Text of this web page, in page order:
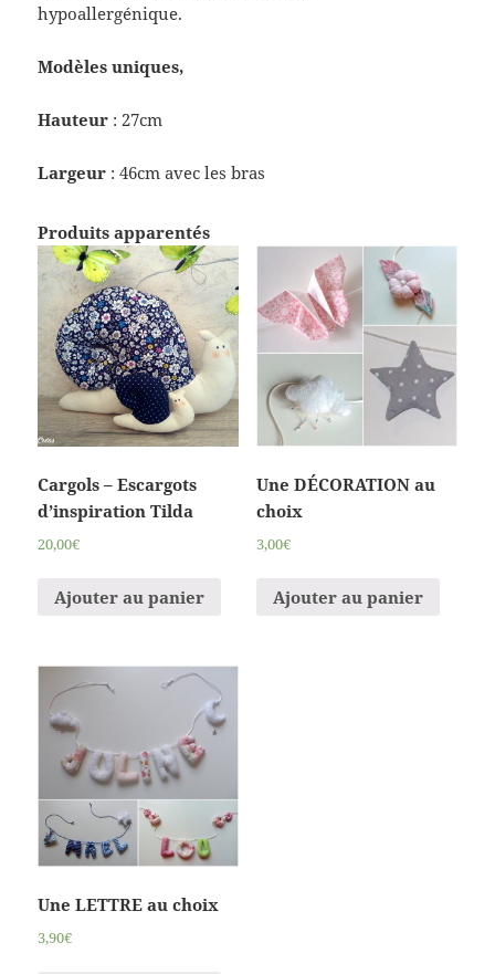
hypoallergénique.
Modèles uniques,
Hauteur : 27cm
Largeur : 46cm avec les bras
Produits apparentés
Cargols – Escargots
d’inspiration Tildа
20,00€
Ajouter au panier
Une DÉCORATION au
choix
3,00€
Ajouter au panier
Une LETTRE au choix
3,90€